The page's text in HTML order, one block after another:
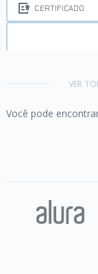
CERTIFICADO
VER
Você pode